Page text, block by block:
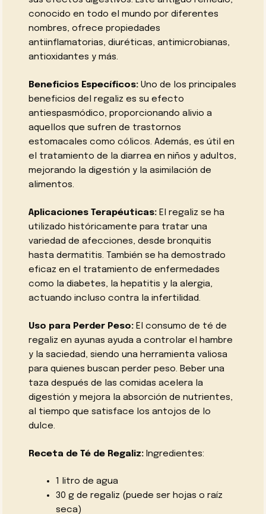
conocido en todo el mundo por diferentes
nombres, ofrece propiedades
antiinflamatorias, diuréticas, antimicrobianas,
antioxidantes y más.
Beneficios Específicos: Uno de los principales
beneficios del regaliz es su efecto
antiespasmódico, proporcionando alivio a
aquellos que sufren de trastornos
estomacales como cólicos. Además, es útil en
el tratamiento de la diarrea en niños y adultos,
mejorando la digestión y la asimilación de
alimentos.
Aplicaciones Terapéuticas: El regaliz se ha
utilizado históricamente para tratar una
variedad de afecciones, desde bronquitis
hasta dermatitis. También se ha demostrado
eficaz en el tratamiento de enfermedades
como la diabetes, la hepatitis y la alergia,
actuando incluso contra la infertilidad.
Uso para Perder Peso: El consumo de té de
regaliz en ayunas ayuda a controlar el hambre
y la saciedad, siendo una herramienta valiosa
para quienes buscan perder peso. Beber una
taza después de las comidas acelera la
digestión y mejora la absorción de nutrientes,
al tiempo que satisface los antojos de lo
dulce.
Receta de Té de Regaliz: Ingredientes:
1 litro de agua
30 g de regaliz (puede ser hojas o raíz
seca)